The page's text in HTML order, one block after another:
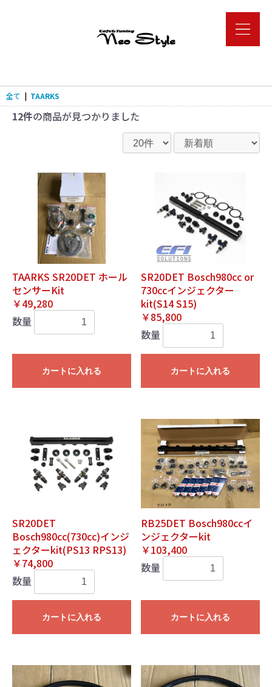
全て | TAARKS
12件の商品が見つかりました
TAARKS SR20DET ホール
センサーKit
￥49,280
数量
カートに入れる
SR20DET Bosch980cc or
730ccインジェクター
kit(S14 S15)
￥85,800
数量
カートに入れる
SR20DET
Bosch980cc(730cc)インジ
ェクターkit(PS13 RPS13)
￥74,800
数量
カートに入れる
RB25DET Bosch980ccイ
ンジェクターkit
￥103,400
数量
カートに入れる